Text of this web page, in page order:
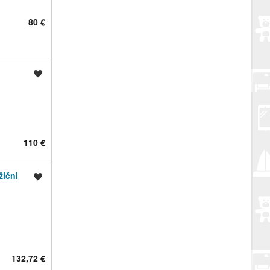
80 €
110 €
132,72 €